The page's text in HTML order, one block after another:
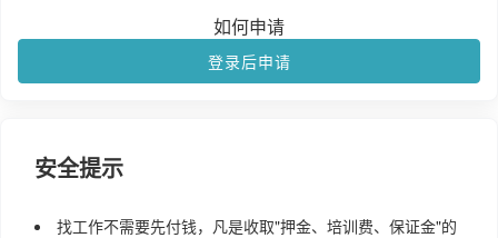
如何申请
登录后申请
安全提示
找工作不需要先付钱，凡是收取"押金、培训费、保证金"的